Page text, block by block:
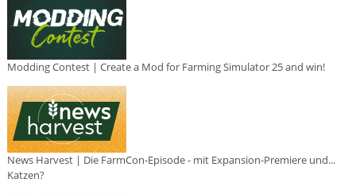
Modding Contest | Create a Mod for Farming Simulator 25 and win!
News Harvest | Die FarmCon-Episode - mit Expansion-Premiere und...
Katzen?